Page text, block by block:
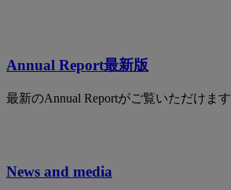
Annual Report最新版
最新のAnnual Reportがご覧いただけます
News and media